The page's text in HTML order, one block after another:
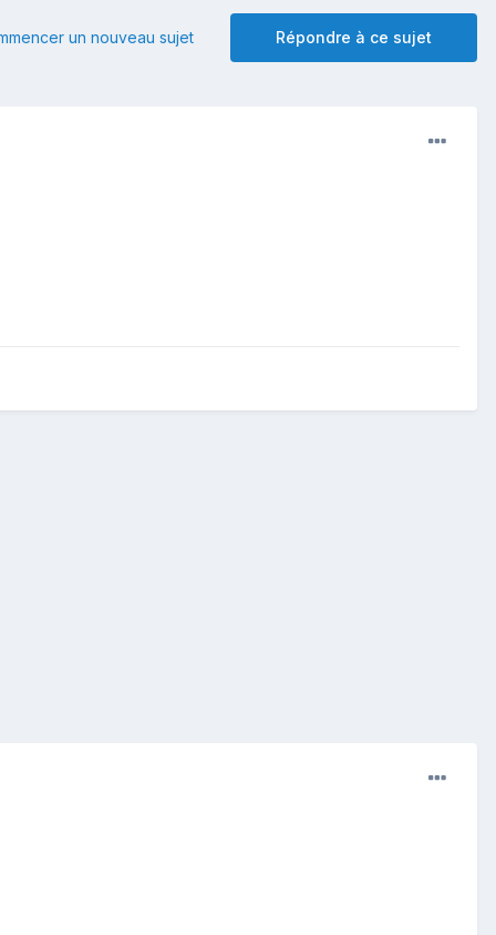
Répondre à ce sujet
un nouveau sujet